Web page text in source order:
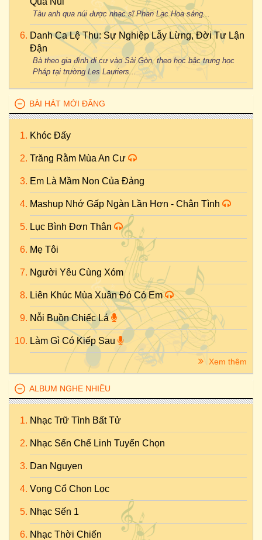
Tàu anh qua núi được nhạc sĩ Phan Lạc Hoa sáng...
Danh Ca Lệ Thu: Sự Nghiệp Lẫy Lừng, Đời Tư Lận
Đận
Bà theo gia đình di cư vào Sài Gòn, theo học bậc trung học
Pháp tại trường Les Lauriers...
BÀI HÁT MỚI ĐĂNG
Khóc Đấy
Trăng Rằm Mùa An Cư
Em Là Mầm Non Của Đảng
Mashup Nhớ Gấp Ngàn Lần Hơn - Chân Tình
Lục Bình Đơn Thân
Mẹ Tôi
Người Yêu Cùng Xóm
Liên Khúc Mùa Xuân Đó Có Em
Nỗi Buồn Chiếc Lá
Làm Gì Có Kiếp Sau
Xem thêm
ALBUM NGHE NHIỀU
Nhạc Trữ Tình Bất Tử
Nhạc Sến Chế Linh Tuyển Chọn
Dan Nguyen
Vọng Cổ Chọn Lọc
Nhạc Sến 1
Nhạc Thời Chiến